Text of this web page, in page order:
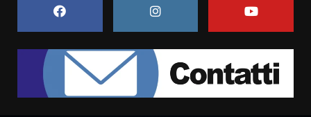
6 Agosto 2026 14:16
1
La Banda Città di Fasano apre
ufficialmente la Festa di
Savelletri
8 Agosto 2026 11:00